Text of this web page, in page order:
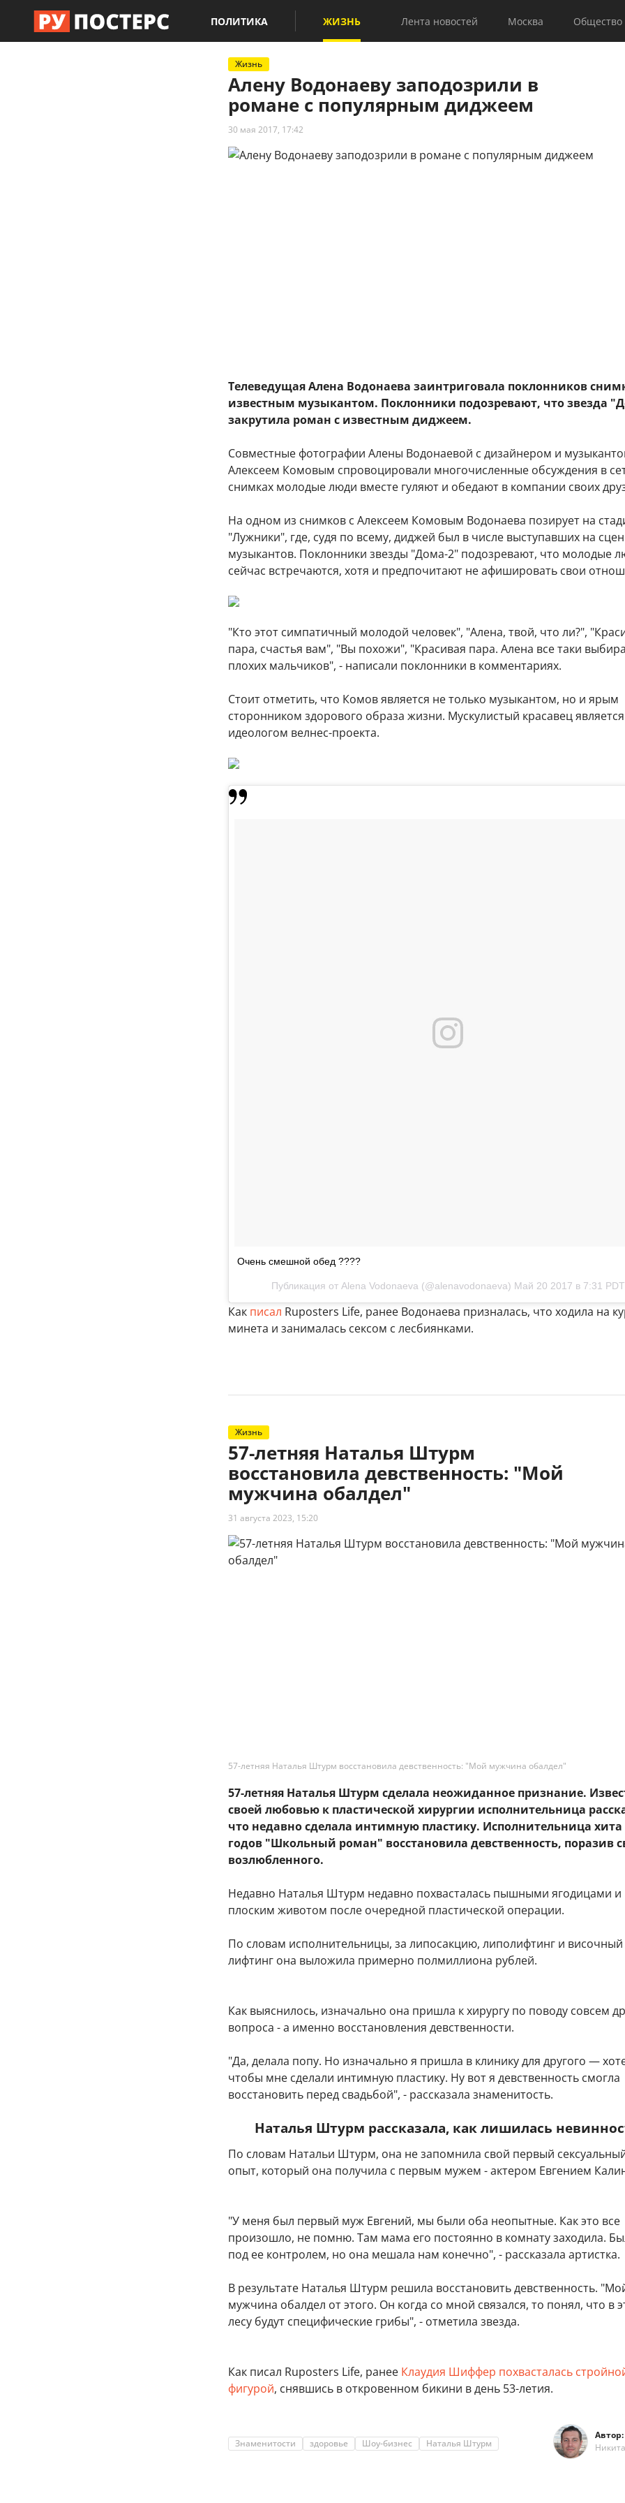
ПОЛИТИКА ЖИЗНЬ Лента новостей Москва Общество
Жизнь
Алену Водонаеву заподозрили в
романе с популярным диджеем
30 мая 2017, 17:42
Телеведущая Алена Водонаева заинтриговала поклонников
известным музыкантом. Поклонники подозревают, что звезда
закрутила роман с известным диджеем.
Совместные фотографии Алены Водонаевой с дизайнером и
Алексеем Комовым спровоцировали многочисленные обсуждения в
снимках молодые люди вместе гуляют и обедают в компании своих
На одном из снимков с Алексеем Комовым Водонаева позирует на
"Лужники", где, судя по всему, диджей был в числе выступавших на
музыкантов. Поклонники звезды "Дома-2" подозревают, что молодые
сейчас встречаются, хотя и предпочитают не афишировать свои
"Кто этот симпатичный молодой человек", "Алена, твой, что ли?",
пара, счастья вам", "Вы похожи", "Красивая пара. Алена все таки
плохих мальчиков", - написали поклонники в комментариях.
Стоит отметить, что Комов является не только музыкантом, но и ярым
сторонником здорового образа жизни. Мускулистый красавец является
идеологом велнес-проекта.
Очень смешной обед ????
Публикация от Alena Vodonaeva (@alenavodonaeva) Май 20 2017 в 7:31 PDT
Как писал Ruposters Life, ранее Водонаева призналась, что ходила на
минета и занималась сексом с лесбиянками.
Жизнь
57-летняя Наталья Штурм
восстановила девственность: "Мой
мужчина обалдел"
31 августа 2023, 15:20
57-летняя Наталья Штурм восстановила девственность: "Мой мужчина обалдел"
57-летняя Наталья Штурм сделала неожиданное признание.
своей любовью к пластической хирургии исполнительница
что недавно сделала интимную пластику. Исполнительница хита
годов "Школьный роман" восстановила девственность, поразив
возлюбленного.
Недавно Наталья Штурм недавно похвасталась пышными ягодицами и
плоским животом после очередной пластической операции.
По словам исполнительницы, за липосакцию, липолифтинг и височный
лифтинг она выложила примерно полмиллиона рублей.
Как выяснилось, изначально она пришла к хирургу по поводу совсем
вопроса - а именно восстановления девственности.
"Да, делала попу. Но изначально я пришла в клинику для другого —
чтобы мне сделали интимную пластику. Ну вот я девственность смогла
восстановить перед свадьбой", - рассказала знаменитость.
Наталья Штурм рассказала, как лишилась
По словам Натальи Штурм, она не запомнила свой первый
опыт, который она получила с первым мужем - актером Евгением
"У меня был первый муж Евгений, мы были оба неопытные. Как это все
произошло, не помню. Там мама его постоянно в комнату заходила.
под ее контролем, но она мешала нам конечно", - рассказала артистка.
В результате Наталья Штурм решила восстановить девственность.
мужчина обалдел от этого. Он когда со мной связался, то понял, что в
лесу будут специфические грибы", - отметила звезда.
Как писал Ruposters Life, ранее Клаудия Шиффер похвасталась
фигурой, снявшись в откровенном бикини в день 53-летия.
Знаменитости здоровье Шоу-бизнес Наталья Штурм
Автор: